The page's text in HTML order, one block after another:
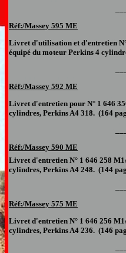
Réf:/Massey 595 ME
Livret d'utilisation et d'entretien
équipé du moteur Perkins 4
Réf:/Massey 592 ME
Livret d'entretien pour N° 1 646
cylindres, Perkins A4 318. (164
Réf:/Massey 590 ME
Livret d'entretien N° 1 646 258
cylindres, Perkins A4 248. (144
Réf:/Massey 575 ME
Livret d'entretien N° 1 646 256
cylindres, Perkins A4 236. (146